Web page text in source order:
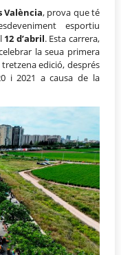
València, prova que té
esportiu
12 d’abril. Esta carrera,
la seua primera
edició, després
i 2021 a causa de la